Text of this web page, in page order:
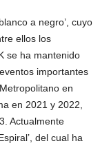
a negro’, cuyo
ellos los
se ha mantenido
importantes
en
en 2021 y 2022,
Actualmente
del cual ha